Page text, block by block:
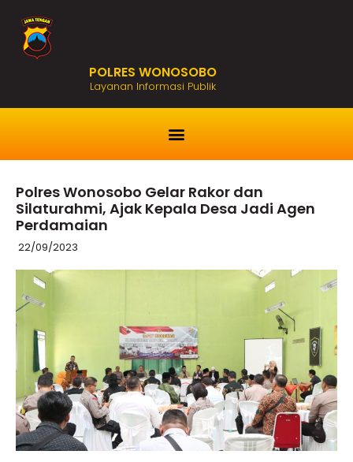
POLRES WONOSOBO
Layanan Informasi Publik
Polres Wonosobo Gelar Rakor dan
Silaturahmi, Ajak Kepala Desa Jadi Agen
Perdamaian
22/09/2023